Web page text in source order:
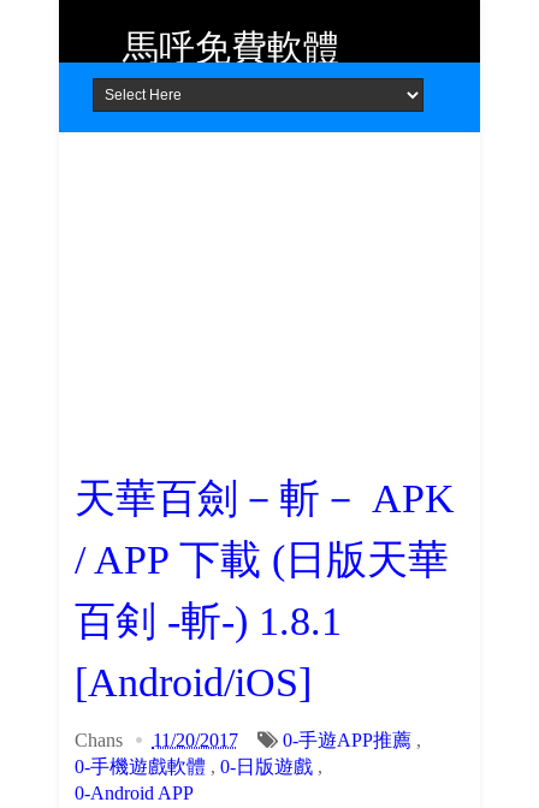
Home About Contact
馬呼免費軟體
提供 Android、iOS 好用的手機應用
程式及 Windows 免費軟體
天華百劍－斬－ APK
/ APP 下載 (日版天華
百剣 -斬-) 1.8.1
[Android/iOS]
Chans 11/20/2017 0-手遊APP推薦,
0-手機遊戲軟體 , 0-日版遊戲,
0-Android APP